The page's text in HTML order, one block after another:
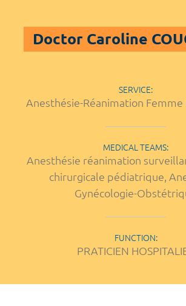
Doctor Caroline
SERVICE:
Anesthésie-Réanimation
MEDICAL TEAMS:
Anesthésie réanimation
chirurgicale pédiatrique,
Gynécologie-
FUNCTION:
PRATICIEN